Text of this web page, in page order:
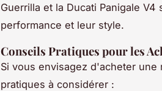
Guerrilla et la Ducati Panigale
performance et leur style.
Conseils Pratiques pour les
Si vous envisagez d'acheter
pratiques à considérer :